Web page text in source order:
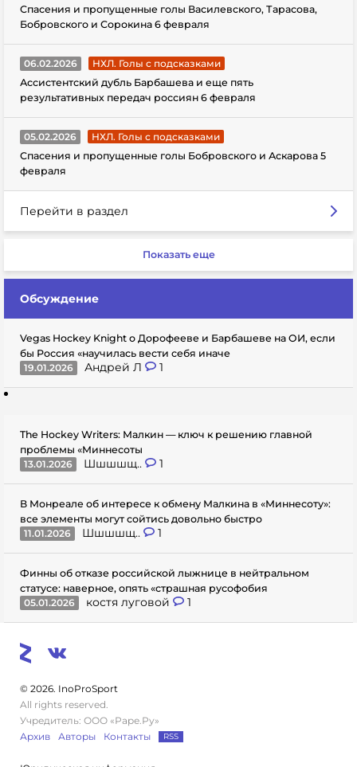
Спасения и пропущенные голы Василевского, Тарасова,
Бобровского и Сорокина 6 февраля
06.02.2026
НХЛ. Голы с подсказками
Ассистентский дубль Барбашева и еще пять
результативных передач россиян 6 февраля
05.02.2026
НХЛ. Голы с подсказками
Спасения и пропущенные голы Бобровского и Аскарова 5
февраля
Перейти в раздел
Показать еще
Обсуждение
Vegas Hockey Knight о Дорофееве и Барбашеве на ОИ, если
бы Россия «научилась вести себя иначе
19.01.2026
Андрей Л 1
The Hockey Writers: Малкин — ключ к решению главной
проблемы «Миннесоты
13.01.2026
Шшшшщ.. 1
В Монреале об интересе к обмену Малкина в «Миннесоту»:
все элементы могут сойтись довольно быстро
11.01.2026
Шшшшщ.. 1
Финны об отказе российской лыжнице в нейтральном
статусе: наверное, опять «страшная русофобия
05.01.2026
костя луговой 1
© 2026. InoProSport
All rights reserved.
Учредитель: ООО «Раре.Ру»
Архив
Авторы Контакты RSS